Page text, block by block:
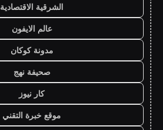
الشرقية الاقتصادية
عالم الايفون
مدونة كوكان
صحيفة نهج
كار نيوز
موقع خبرة التقني